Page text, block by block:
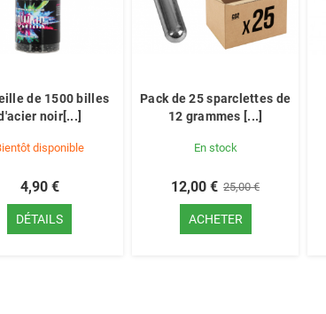
de 1500 billes
noir[...]
disponible
4,90 €
DÉTAILS
Pack de 25 sparclettes de
12 grammes [...]
En stock
12,00 € 25,00 €
ACHETER